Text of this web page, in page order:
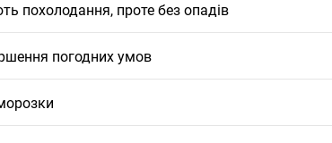
похолодання, проте без опадів
погодних умов